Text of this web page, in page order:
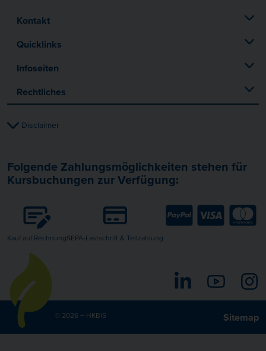
Kontakt
Quicklinks
Infoseiten
Rechtliches
Disclaimer
Folgende Zahlungsmöglichkeiten stehen für
Kursbuchungen zur Verfügung:
Kauf auf RechnungSEPA-Lastschrift & Teilzahlung
YouTube
LinkedIn
© 2026 – HKBiS Sitemap